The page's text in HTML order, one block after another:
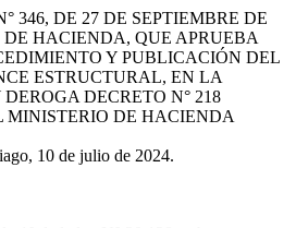
346, DE 27 DE SEPTIEMBRE DE
DE HACIENDA, QUE APRUEBA
Y PUBLICACIÓN DEL
ESTRUCTURAL, EN LA
DECRETO N° 218
MINISTERIO DE HACIENDA
10 de julio de 2024.